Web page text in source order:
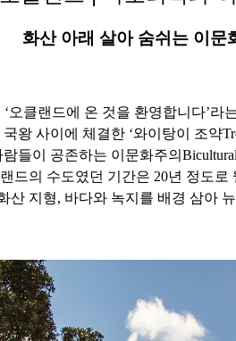
화산 아래 살아 숨쉬는 이문
‘오클랜드에 온 것을 환영합니다’
왕 사이에 체결한 ‘와이탕이 조약
들이 공존하는 이문화주의
드의 수도였던 기간은 20년 정도
산 지형, 바다와 녹지를 배경 삼아